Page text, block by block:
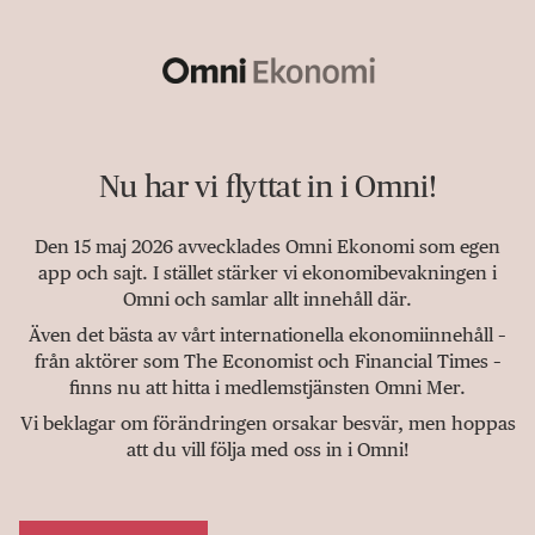
Nu har vi flyttat in i Omni!
Den 15 maj 2026 avvecklades Omni Ekonomi som egen
app och sajt. I stället stärker vi ekonomibevakningen i
Omni och samlar allt innehåll där.
Även det bästa av vårt internationella ekonomiinnehåll –
från aktörer som The Economist och Financial Times –
finns nu att hitta i medlemstjänsten Omni Mer.
Vi beklagar om förändringen orsakar besvär, men hoppas
att du vill följa med oss in i Omni!